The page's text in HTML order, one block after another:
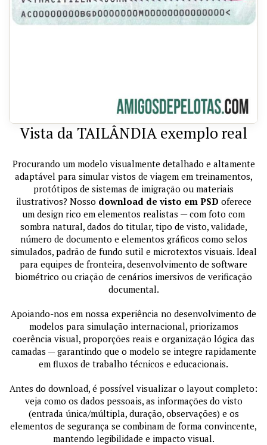
Vista da TAILÂNDIA exemplo real
Procurando um modelo visualmente detalhado e altamente
adaptável para simular vistos de viagem em treinamentos,
protótipos de sistemas de imigração ou materiais
ilustrativos? Nosso download de visto em PSD oferece
um design rico em elementos realistas — com foto com
sombra natural, dados do titular, tipo de visto, validade,
número de documento e elementos gráficos como selos
simulados, padrão de fundo sutil e microtextos visuais. Ideal
para equipes de fronteira, desenvolvimento de software
biométrico ou criação de cenários imersivos de verificação
documental.
Apoiando-nos em nossa experiência no desenvolvimento de
modelos para simulação internacional, priorizamos
coerência visual, proporções reais e organização lógica das
camadas — garantindo que o modelo se integre rapidamente
em fluxos de trabalho técnicos e educacionais.
Antes do download, é possível visualizar o layout completo:
veja como os dados pessoais, as informações do visto
(entrada única/múltipla, duração, observações) e os
elementos de segurança se combinam de forma convincente,
mantendo legibilidade e impacto visual.